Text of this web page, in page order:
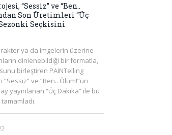
“Sessiz” ve “Ben..
Son Üretimleri “Üç
Seçkisini
ya da imgelerin üzerine
dinlenebildiği bir formatla,
birleştiren PAINTelling
ve “Ben.. Ölüm!”ün
yayınlanan “Üç Dakika” ile bu